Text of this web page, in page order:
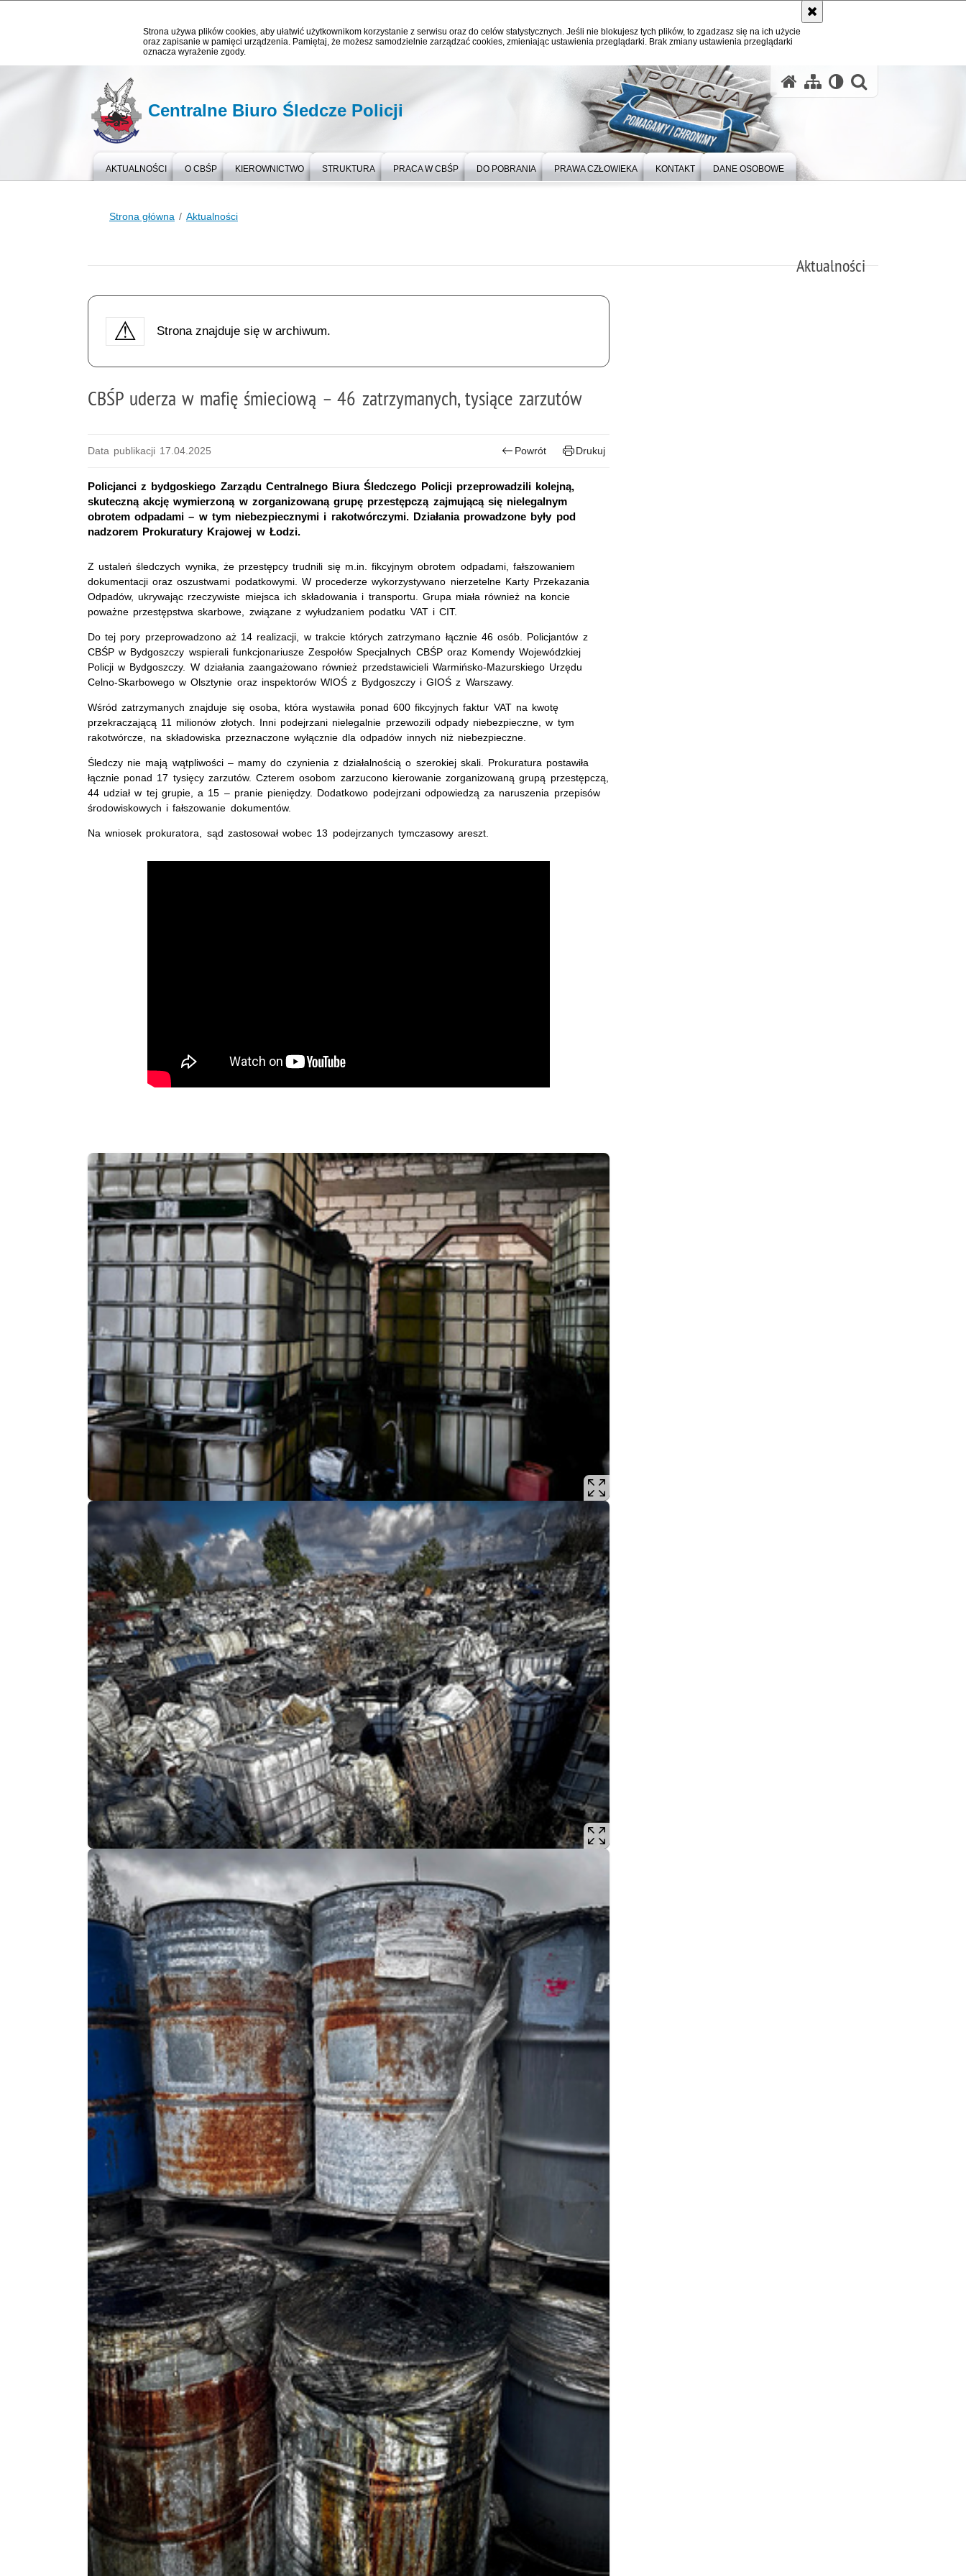
Strona używa plików cookies, aby ułatwić użytkownikom korzystanie z serwisu oraz do celów statystycznych. Jeśli nie blokujesz tych plików, to zgadzasz się na ich użycie
oraz zapisanie w pamięci urządzenia. Pamiętaj, że możesz samodzielnie zarządzać cookies, zmieniając ustawienia przeglądarki. Brak zmiany ustawienia przeglądarki
oznacza wyrażenie zgody.
Centralne Biuro Śledcze Policji
AKTUALNOŚCI O CBŚP KIEROWNICTWO STRUKTURA PRACA W CBŚP DO POBRANIA PRAWA CZŁOWIEKA KONTAKT DANE OSOBOWE
Strona główna Aktualności
Aktualności
Strona znajduje się w archiwum.
CBŚP uderza w mafię śmieciową – 46 zatrzymanych, tysiące zarzutów
Data publikacji 17.04.2025 Powrót Drukuj
Policjanci z bydgoskiego Zarządu Centralnego Biura Śledczego Policji przeprowadzili kolejną,
skuteczną akcję wymierzoną w zorganizowaną grupę przestępczą zajmującą się nielegalnym
obrotem odpadami – w tym niebezpiecznymi i rakotwórczymi. Działania prowadzone były pod
nadzorem Prokuratury Krajowej w Łodzi.
Z ustaleń śledczych wynika, że przestępcy trudnili się m.in. fikcyjnym obrotem odpadami, fałszowaniem
dokumentacji oraz oszustwami podatkowymi. W procederze wykorzystywano nierzetelne Karty Przekazania
Odpadów, ukrywając rzeczywiste miejsca ich składowania i transportu. Grupa miała również na koncie
poważne przestępstwa skarbowe, związane z wyłudzaniem podatku VAT i CIT.
Do tej pory przeprowadzono aż 14 realizacji, w trakcie których zatrzymano łącznie 46 osób. Policjantów z
CBŚP w Bydgoszczy wspierali funkcjonariusze Zespołów Specjalnych CBŚP oraz Komendy Wojewódzkiej
Policji w Bydgoszczy. W działania zaangażowano również przedstawicieli Warmińsko-Mazurskiego Urzędu
Celno-Skarbowego w Olsztynie oraz inspektorów WIOŚ z Bydgoszczy i GIOŚ z Warszawy.
Wśród zatrzymanych znajduje się osoba, która wystawiła ponad 600 fikcyjnych faktur VAT na kwotę
przekraczającą 11 milionów złotych. Inni podejrzani nielegalnie przewozili odpady niebezpieczne, w tym
rakotwórcze, na składowiska przeznaczone wyłącznie dla odpadów innych niż niebezpieczne.
Śledczy nie mają wątpliwości – mamy do czynienia z działalnością o szerokiej skali. Prokuratura postawiła
łącznie ponad 17 tysięcy zarzutów. Czterem osobom zarzucono kierowanie zorganizowaną grupą przestępczą,
44 udział w tej grupie, a 15 – pranie pieniędzy. Dodatkowo podejrzani odpowiedzą za naruszenia przepisów
środowiskowych i fałszowanie dokumentów.
Na wniosek prokuratora, sąd zastosował wobec 13 podejrzanych tymczasowy areszt.